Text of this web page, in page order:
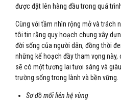
được đặt lên hàng đầu trong quá
Cùng với tầm nhìn rộng mở và trách
tôi tin rằng quy hoạch chung xây
đời sống của người dân, đồng thời
những kế hoạch đầy tham vọng này,
sẽ có một tương lai tươi sáng và
trường sống trong lành và bền vững.
Sơ đồ mối liên hệ vùng